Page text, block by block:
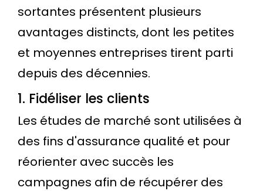
sortantes présentent plusieurs
avantages distincts, dont les petites
et moyennes entreprises tirent parti
depuis des décennies.
1. Fidéliser les clients
Les études de marché sont utilisées à
des fins d'assurance qualité et pour
réorienter avec succès les
campagnes afin de récupérer des